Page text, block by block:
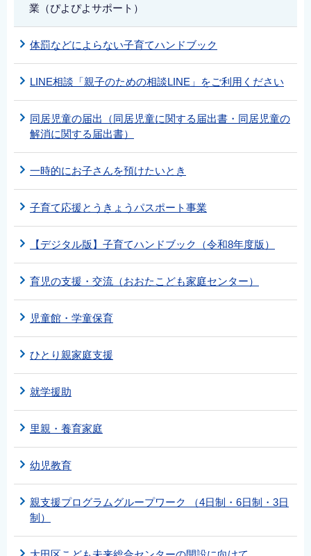
業（ぴよぴよサポート）
体罰などによらない子育てハンドブック
LINE相談「親子のための相談LINE」をご利用ください
同居児童の届出（同居児童に関する届出書・同居児童の
解消に関する届出書）
一時的にお子さんを預けたいとき
子育て応援とうきょうパスポート事業
【デジタル版】子育てハンドブック（令和8年度版）
育児の支援・交流（おおたこども家庭センター）
児童館・学童保育
ひとり親家庭支援
就学援助
里親・養育家庭
幼児教育
親支援プログラムグループワーク （4日制・6日制・3日
制）